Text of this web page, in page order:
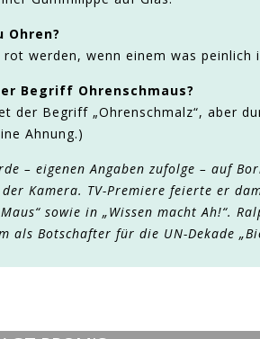
Ohren?
werden, wenn einem was peinlich
Begriff Ohrenschmaus?
der Begriff „Ohrenschmalz“, aber
Ahnung.)
– eigenen Angaben zufolge – auf
Kamera. TV-Premiere feierte er
sowie in „Wissen macht Ah!“.
als Botschafter für die UN-Dekade